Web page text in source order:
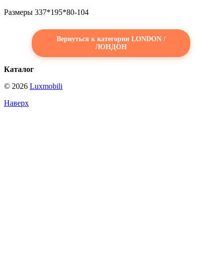
Размеры 337*195*80-104
Вернуться к категории LONDON /
ЛОНДОН
Каталог
© 2026 Luxmobili
Наверх